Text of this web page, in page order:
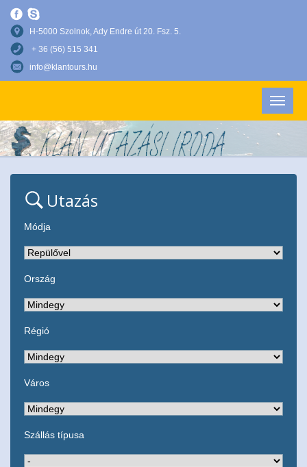
H-5000 Szolnok, Ady Endre út 20. Fsz. 5.
+ 36 (56) 515 341
info@klantours.hu
Utazás
Módja
Ország
Régió
Város
Szállás típusa